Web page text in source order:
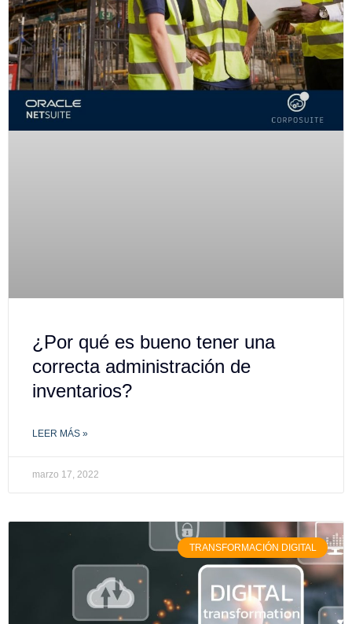
¿Por qué es bueno tener una
correcta administración de
inventarios?
LEER MÁS »
marzo 17, 2022
TRANSFORMACIÓN DIGITAL